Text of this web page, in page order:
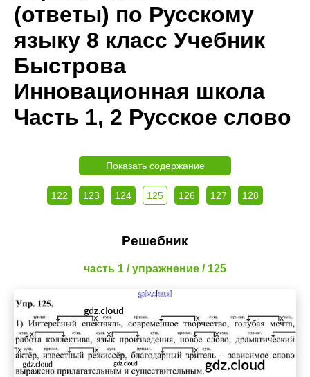
(ответы) по Русскому
языку 8 класс Учебник
Быстрова
Инновационная школа
Часть 1, 2 Русское слово
Показать содержание
122 123 124 125 126 127 128
Решебник
часть 1 / упражнение / 125